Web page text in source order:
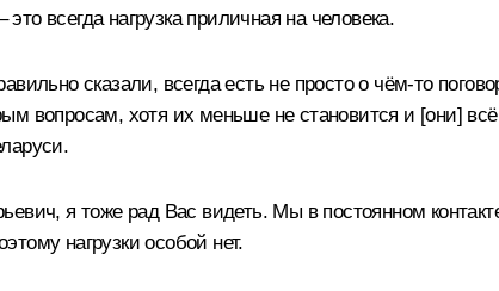
всегда нагрузка приличная на человека.
сказали, всегда есть не просто о чём-то
вопросам, хотя их меньше не становится и [они]
я тоже рад Вас видеть. Мы в постоянном
нагрузки особой нет.